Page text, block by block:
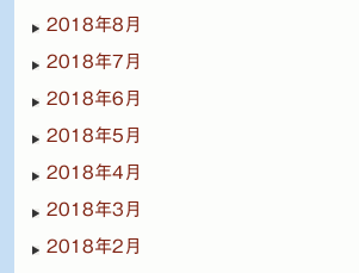
2018年8月
2018年7月
2018年6月
2018年5月
2018年4月
2018年3月
2018年2月